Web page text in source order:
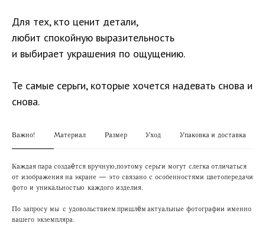
Для тех, кто ценит детали,
любит спокойную выразительность
и выбирает украшения по ощущению.
Те самые серьги, которые хочется надевать снова и
снова.
Важно! Материал Размер Уход Упаковка и доставка
Каждая пара создаётся вручную, поэтому серьги могут слегка отличаться
от изображения на экране — это связано с особенностями цветопередачи
фото и уникальностью каждого изделия.
По запросу мы с удовольствием пришлём актуальные фотографии именно
вашего экземпляра.